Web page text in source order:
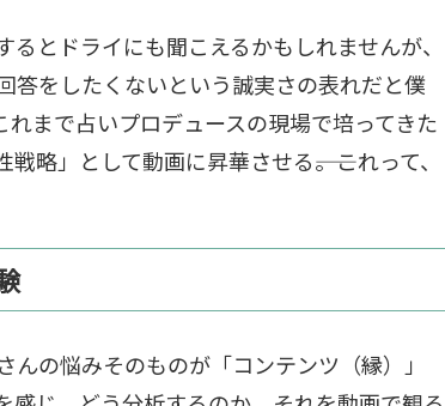
とドライにも聞こえるかもしれませんが、
答をしたくないという誠実さの表れだと僕
まで占いプロデュースの現場で培ってきた
略」として動画に昇華させる――。これって、
の悩みそのものが「コンテンツ（縁）」